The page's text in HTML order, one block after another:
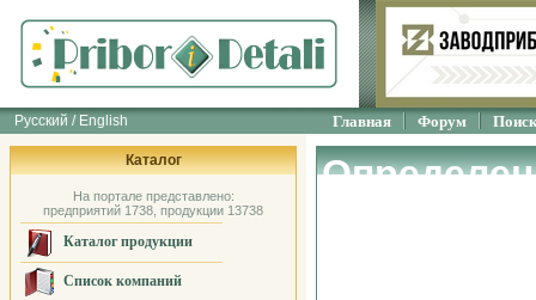
Русский / English Главная Форум Поиск
Каталог
На портале представлено:
предприятий 1738, продукции 13738
Каталог продукции
Список компаний